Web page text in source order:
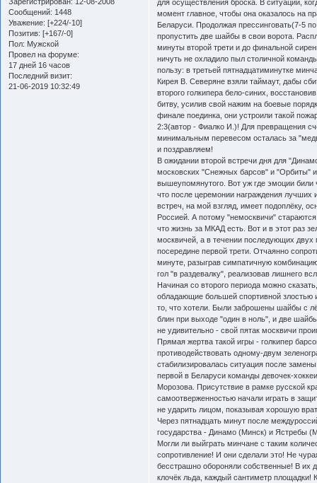
Сообщений: 1448
Уважение: [+224/-10]
Позитив: [+167/-0]
Пол: Мужской
Провел на форуме:
17 дней 16 часов
Последний визит:
21-06-2019 10:32:49
для осуществления броска. В ситуации,
момент главное, чтобы она оказалось на
Беларуси. Продолжая прессинговать(7-5
пропустить две шайбы в свои ворота.
минуты второй трети и до финальной
ничуть не охладило пыл столичной
пользу: в третьей пятнадцатиминутке
Кирея В. Северяне взяли таймаут, дабы
второго голкипера бело-синих,
битву, усилив свой нажим на боевые
финале поединка, они устроили такой
2:3(автор - Фиалко И.)! Для превращения
минимальным перевесом осталась за
и поздравляем!
В ожидании второй встречи дня для
московских "Снежных барсов" и "Орбиты"
вышеупомянутого. Вот уж где эмоции били
что после церемонии награждения лучших
встреч, на мой взгляд, имеет подоплёку,
Россией. А потому "немосквичи"
что жизнь за МКАД есть. Вот и в этот раз
москвичей, а в течении последующих двух
посередине первой трети. Отчаянно
минуте, разыграв симпатичную
гол "в раздевалку", реализовав лишнего
Начиная со второго периода можно
обладающие большей спортивной злостью
то, что хотели. Были заброшены шайбы с
блин при выходе "один в ноль", и две
не удивительно - свой пятак москвичи
Прямая жертва такой игры - голкипер
противодействовать одному-двум
стабилизировалась ситуация после
первой в Беларуси команды девочек-
Морозова. Присутствие в рамке русской
самоотверженностью начали играть в
не ударить лицом, показывая хорошую
Через пятнадцать минут после
государства - Динамо (Минск) и Ястребы
Могли ли выйграть минчане с таким
сопротивление! И они сделали это! Не
бесстрашно обороняли собственные! В их
клочёк льда, каждый сантиметр